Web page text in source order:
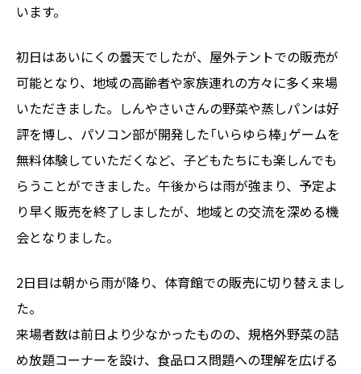
います。
初日はあいにくの曇天でしたが、屋外テントでの販売が
可能となり、地域の高齢者や家族連れの方々に多く来場
いただきました。しんやさいさんの野菜や蒸しパンは好
評を博し、パソコン部が開発した「いらゆら棒」ゲームを
無料体験していただくなど、子どもたちにも楽しんでも
らうことができました。午後からは雨が強まり、予定よ
り早く販売を終了しましたが、地域との交流を深める機
会となりました。
2日目は朝から雨が降り、体育館での販売に切り替えまし
た。
来場者数は前日より少なかったものの、規格外野菜の詰
め放題コーナーを設け、食品ロス問題への理解を広げる